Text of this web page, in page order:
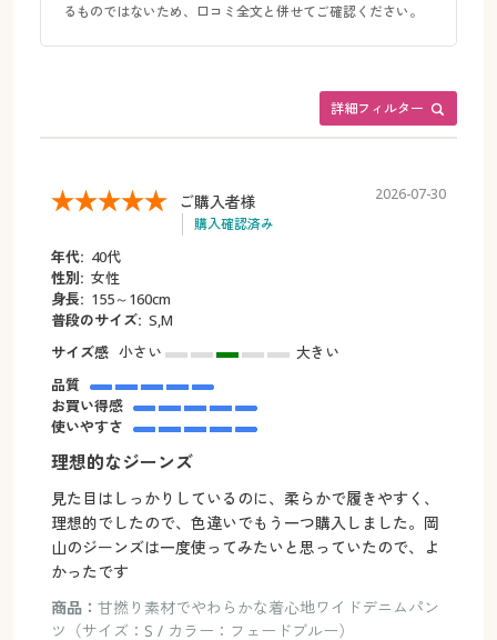
るものではないため、口コミ全文と併せてご確認ください。
詳細フィルター
ご購入者様
購入確認済み
2026-07-30
年代: 40代
性別: 女性
身長: 155～160cm
普段のサイズ: S,M
サイズ感 小さい
大きい
品質
お買い得感
使いやすさ
理想的なジーンズ
見た目はしっかりしているのに、柔らかで履きやすく、
理想的でしたので、色違いでもう一つ購入しました。岡
山のジーンズは一度使ってみたいと思っていたので、よ
かったです
商品： 甘撚り素材でやわらかな着心地ワイドデニムパン
ツ（サイズ：S / カラー：フェードブルー）